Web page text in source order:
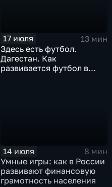
17 июля
13 мин
Здесь есть футбол.
Дагестан. Как
развивается футбол в
14 июля
8 мин
Умные игры: как в России
развивают финансовую
грамотность населения